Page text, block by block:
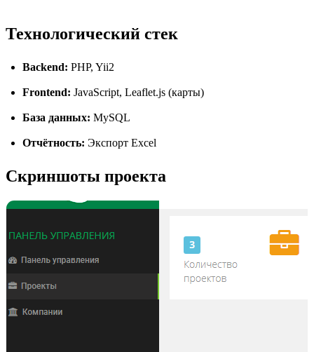
Технологический стек
Backend: PHP, Yii2
Frontend: JavaScript, Leaflet.js (карты)
База данных: MySQL
Отчётность: Экспорт Excel
Скриншоты проекта